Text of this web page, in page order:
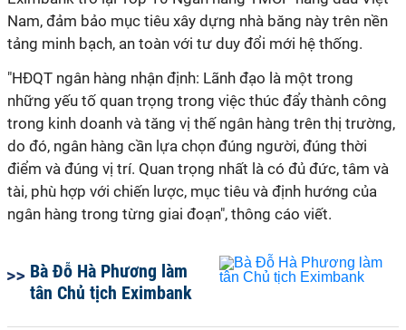
Nam, đảm bảo mục tiêu xây dựng nhà băng này trên nền
tảng minh bạch, an toàn với tư duy đổi mới hệ thống.
"HĐQT ngân hàng nhận định: Lãnh đạo là một trong
những yếu tố quan trọng trong việc thúc đẩy thành công
trong kinh doanh và tăng vị thế ngân hàng trên thị trường,
do đó, ngân hàng cần lựa chọn đúng người, đúng thời
điểm và đúng vị trí. Quan trọng nhất là có đủ đức, tâm và
tài, phù hợp với chiến lược, mục tiêu và định hướng của
ngân hàng trong từng giai đoạn", thông cáo viết.
Bà Đỗ Hà Phương làm
tân Chủ tịch Eximbank